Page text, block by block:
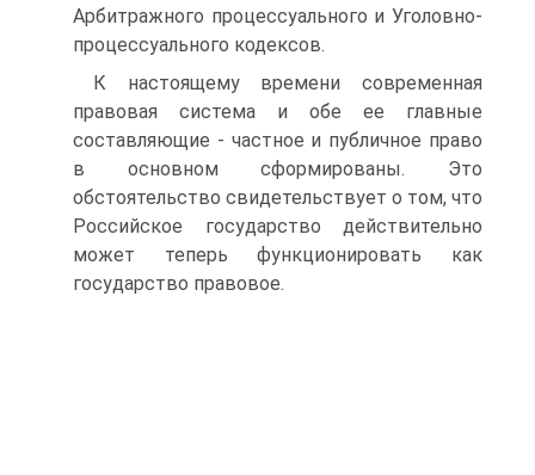
Арбитражного процессуального и Уголовно-
процессуального кодексов.
К настоящему времени современная
правовая система и обе ее главные
составляющие - частное и публичное право
в основном сформированы. Это
обстоятельство свидетельствует о том, что
Российское государство действительно
может теперь функционировать как
государство правовое.